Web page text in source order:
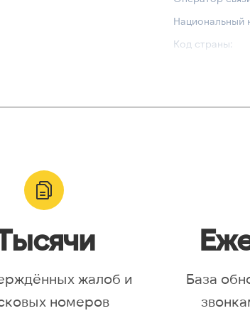
Национальный
Код страны:
Asia/Yekaterinburg,
Moscow, Europe/Samara
Валидный
жалоб и
номеров
База